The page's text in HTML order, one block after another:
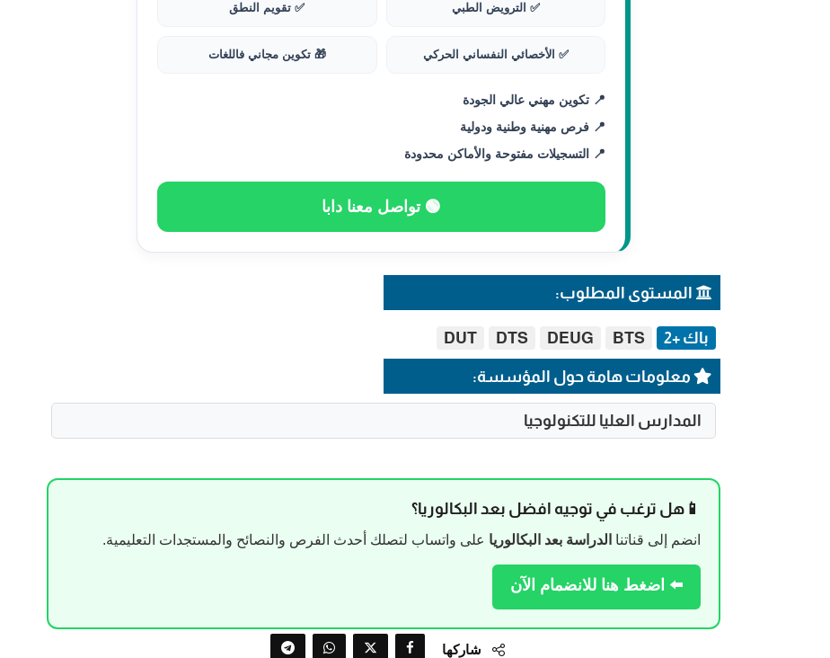
✅ الترويض الطبي ✅ تقويم النطق
✅ الأخصائي النفساني الحركي 🎁 تكوين مجاني فاللغات
📍 تكوين مهني عالي الجودة
📍 فرص مهنية وطنية ودولية
📍 التسجيلات مفتوحة والأماكن محدودة
🟢 تواصل معنا دابا
المستوى المطلوب:
باك +2 BTS
DEUG
DTS
DUT
معلومات هامة حول المؤسسة:
المدارس العليا للتكنولوجيا
📱هل ترغب في توجيه افضل بعد البكالوريا؟
انضم إلى قناتنا الدراسة بعد البكالوريا على واتساب لتصلك أحدث الفرص والنصائح والمستجدات التعليمية.
⬅️ اضغط هنا للانضمام الآن
شاركها